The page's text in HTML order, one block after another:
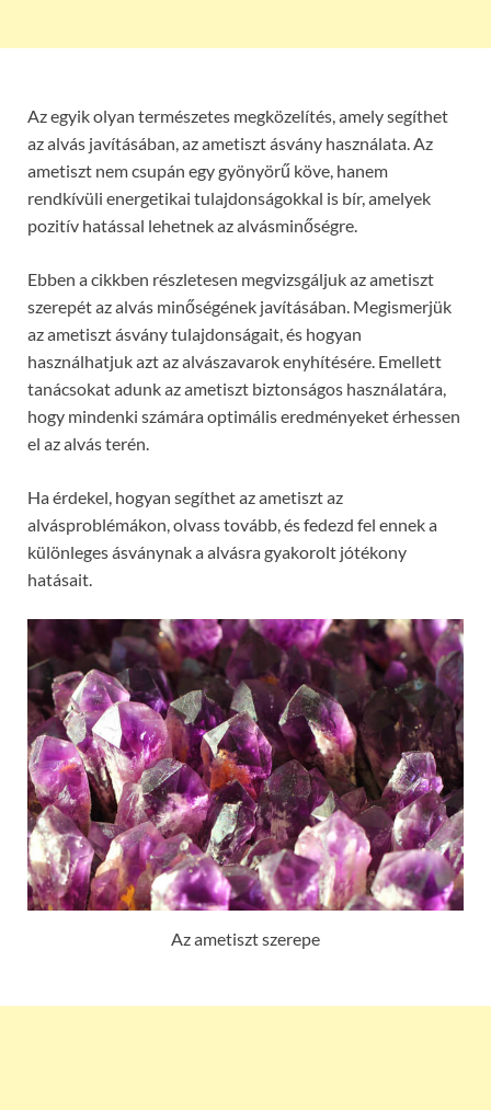
Az egyik olyan természetes megközelítés, amely segíthet
az alvás javításában, az ametiszt ásvány használata. Az
ametiszt nem csupán egy gyönyörű köve, hanem
rendkívüli energetikai tulajdonságokkal is bír, amelyek
pozitív hatással lehetnek az alvásminőségre.
Ebben a cikkben részletesen megvizsgáljuk az ametiszt
szerepét az alvás minőségének javításában. Megismerjük
az ametiszt ásvány tulajdonságait, és hogyan
használhatjuk azt az alvászavarok enyhítésére. Emellett
tanácsokat adunk az ametiszt biztonságos használatára,
hogy mindenki számára optimális eredményeket érhessen
el az alvás terén.
Ha érdekel, hogyan segíthet az ametiszt az
alvásproblémákon, olvass tovább, és fedezd fel ennek a
különleges ásványnak a alvásra gyakorolt jótékony
hatásait.
Az ametiszt szerepe